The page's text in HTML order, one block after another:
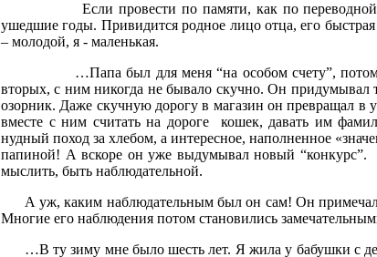
Если провести по памяти, как по переводной
ушедшие годы. Привидится родное лицо отца, его
– молодой, я - маленькая.
…Папа был для меня “на особом счету”,
вторых, с ним никогда не бывало скучно. Он придумывал
озорник. Даже скучную дорогу в магазин он превращал в
вместе с ним считать на дороге
кошек, давать им
нудный поход за хлебом, а интересное, наполненное
папиной! А вскоре он уже выдумывал новый “конкурс”.
мыслить, быть наблюдательной.
А уж, каким наблюдательным был он сам! Он
Многие его наблюдения потом становились
…В ту зиму мне было шесть лет. Я жила у бабушки с